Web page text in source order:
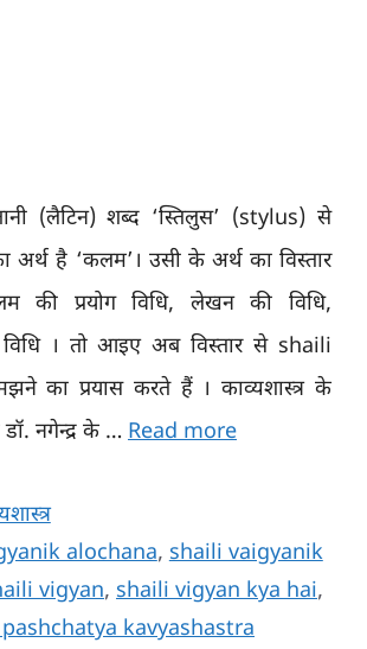
(लैटिन) शब्द ‘स्तिलुस’ (stylus) से
अर्थ है ‘कलम’। उसी के अर्थ का विस्तार
प्रयोग विधि, लेखन की विधि,
। तो आइए अब विस्तार से shaili
का प्रयास करते हैं । काव्यशास्त्र के
डॉ. नगेन्द्र के … Read more
alochana,shaili vaigyanik
vigyan, shaili vigyan kya hai,
kavyashastra